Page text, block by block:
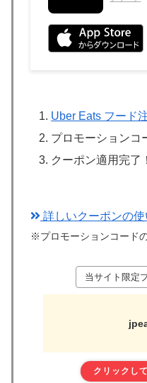
Uber Eats フード
プロモーションコ
クーポン適用完了！
詳しいクーポンの
※プロモーションコード
当サイト限定
クリックし